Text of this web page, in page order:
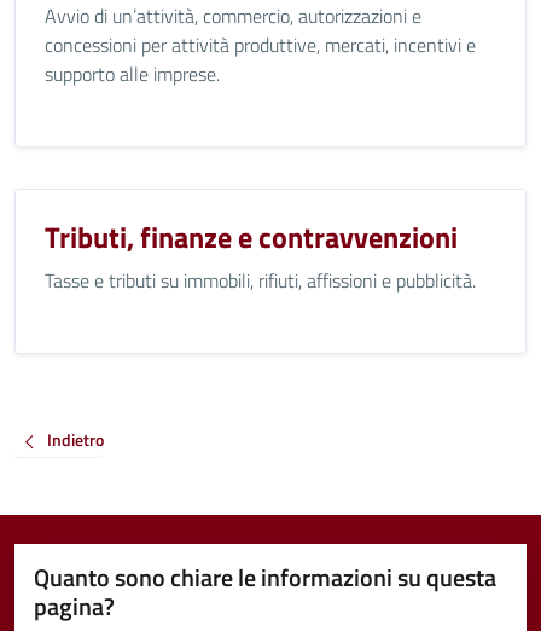
Avvio di un’attività, commercio, autorizzazioni e
concessioni per attività produttive, mercati, incentivi e
supporto alle imprese.
Tributi, finanze e contravvenzioni
Tasse e tributi su immobili, rifiuti, affissioni e pubblicità.
Indietro
Quanto sono chiare le informazioni su questa
pagina?